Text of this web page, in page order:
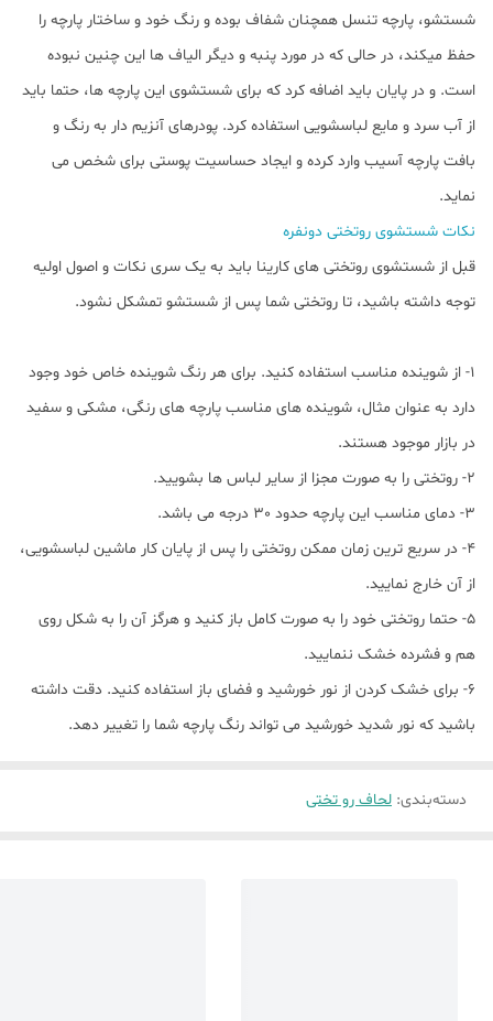
شستشو، پارچه تنسل همچنان شفاف بوده و رنگ خود و ساختار پارچه را
حفظ میکند، در حالی که در مورد پنبه و دیگر الیاف ها این چنین نبوده
است. و در پایان باید اضافه کرد که برای شستشوی این پارچه ها، حتما باید
از آب سرد و مایع لباسشویی استفاده کرد. پودرهای آنزیم دار به رنگ و
بافت پارچه آسیب وارد کرده و ایجاد حساسیت پوستی برای شخص می
نماید.
نکات شستشوی روتختی دونفره
قبل از شستشوی روتختی های کارینا باید به یک سری نکات و اصول اولیه
توجه داشته باشید، تا روتختی شما پس از شستشو تمشکل نشود.
1- از شوینده مناسب استفاده کنید. برای هر رنگ شوینده خاص خود وجود
دارد به عنوان مثال، شوینده های مناسب پارچه های رنگی، مشکی و سفید
در بازار موجود هستند.
2- روتختی را به صورت مجزا از سایر لباس ها بشویید.
3- دمای مناسب این پارچه حدود 30 درجه می باشد.
4- در سریع ترین زمان ممکن روتختی را پس از پایان کار ماشین لباسشویی،
از آن خارج نمایید.
5- حتما روتختی خود را به صورت کامل باز کنید و هرگز آن را به شکل روی
هم و فشرده خشک ننمایید.
6- برای خشک کردن از نور خورشید و فضای باز استفاده کنید. دقت داشته
باشید که نور شدید خورشید می تواند رنگ پارچه شما را تغییر دهد.
دسته‌بندی: لحاف رو تختی